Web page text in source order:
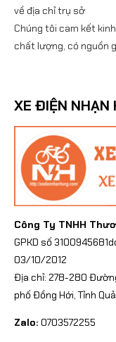
về địa chỉ trụ sở
Chúng tôi cam kết
chất lượng, có nguồn
XE ĐIỆN NHẠN
Công Ty TNHH
GPKD số
03/10/2012
Địa chỉ: 278-280
phố Đồng Hới, Tỉnh
Zalo: 0703572255